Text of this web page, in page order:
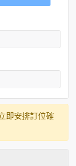
即安排訂位確